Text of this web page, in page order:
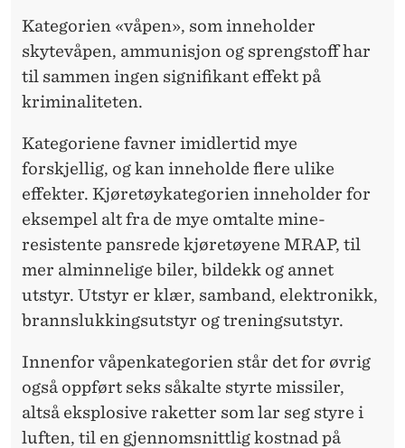
Kategorien «våpen», som inneholder
skytevåpen, ammunisjon og sprengstoff har
til sammen ingen signifikant effekt på
kriminaliteten.
Kategoriene favner imidlertid mye
forskjellig, og kan inneholde flere ulike
effekter. Kjøretøykategorien inneholder for
eksempel alt fra de mye omtalte mine-
resistente pansrede kjøretøyene MRAP, til
mer alminnelige biler, bildekk og annet
utstyr. Utstyr er klær, samband, elektronikk,
brannslukkingsutstyr og treningsutstyr.
Innenfor våpenkategorien står det for øvrig
også oppført seks såkalte styrte missiler,
altså eksplosive raketter som lar seg styre i
luften, til en gjennomsnittlig kostnad på